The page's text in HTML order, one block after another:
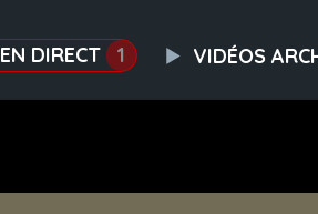
1
EN DIRECT VIDÉOS